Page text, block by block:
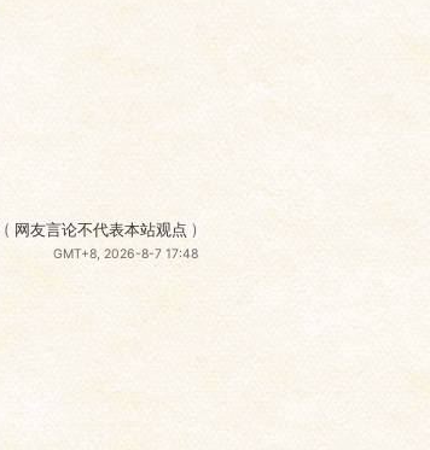
( 网友言论不代表本站观点 )
GMT+8, 2026-8-7 17:48